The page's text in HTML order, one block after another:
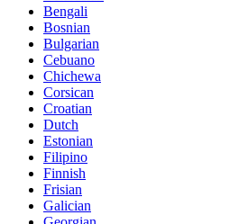
Bengali
Bosnian
Bulgarian
Cebuano
Chichewa
Corsican
Croatian
Dutch
Estonian
Filipino
Finnish
Frisian
Galician